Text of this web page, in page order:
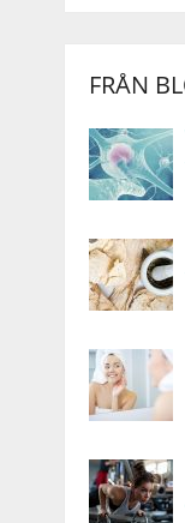
FRÅN